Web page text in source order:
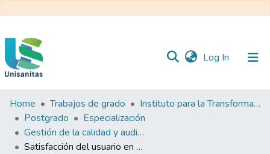
Log In (current)
Inicio
Web
Unisanitas
Web
Biblioteca
Home Trabajos de grado
Instituto para la Transformación y el Desarrollo Sanitario - ITDS
Postgrado
Especialización
Gestión de la calidad y auditoría en salud
Satisfacción del usuario en el tiempo de espera en la atención del servicio de urgencias EPS sanitas Puente Aranda